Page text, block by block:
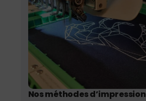
Nos méthodes d’impression